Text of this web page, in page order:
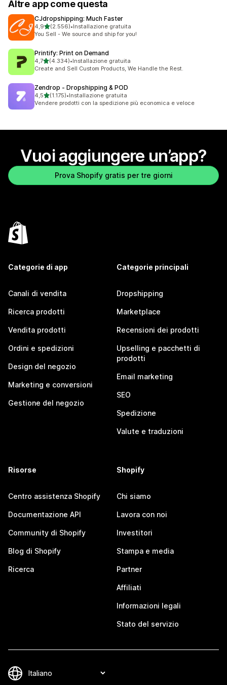
Altre app come questa
CJdropshipping: Much Faster
4,9stelle su 5
(2.556)
2556 recensioni totali
•Installazione gratuita
You Sell - We source and ship for you!
Printify: Print on Demand
4,7stelle su 5
(4.334)
4334 recensioni totali
•Installazione gratuita
Create and Sell Custom Products, We Handle the Rest.
Zendrop ‑ Dropshipping & POD
4,5stelle su 5
(1.175)
1175 recensioni totali
•Installazione gratuita
Vendere prodotti con la spedizione più economica e veloce
Vuoi aggiungere un’app?
Prova Shopify gratis per tre giorni
Categorie di app
Canali di vendita
Ricerca prodotti
Vendita prodotti
Ordini e spedizioni
Design del negozio
Marketing e conversioni
Gestione del negozio
Categorie principali
Dropshipping
Marketplace
Recensioni dei prodotti
Upselling e pacchetti di
prodotti
Email marketing
SEO
Spedizione
Valute e traduzioni
Risorse
Centro assistenza Shopify
Documentazione API
Community di Shopify
Blog di Shopify
Ricerca
Shopify
Chi siamo
Lavora con noi
Investitori
Stampa e media
Partner
Affiliati
Informazioni legali
Stato del servizio